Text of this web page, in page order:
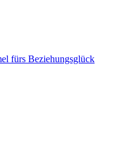
fürs Beziehungsglück